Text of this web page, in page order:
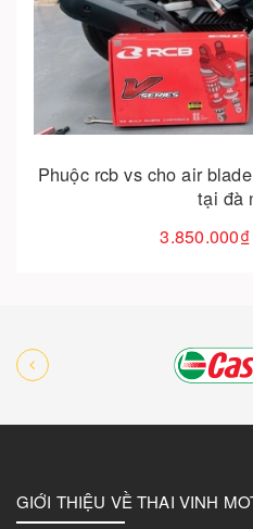
Phuộc rcb vs cho air
tại đà
3.850.000₫
Cho vào
GIỚI THIỆU VỀ THAI VINH